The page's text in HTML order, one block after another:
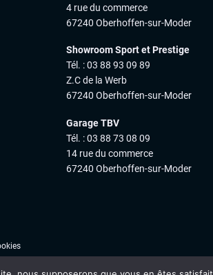
4 rue du commerce
67240 Oberhoffen-sur-Moder
Showroom Sport et Prestige
Tél. : 03 88 93 09 89
Z.C de la Werb
67240 Oberhoffen-sur-Moder
Garage TBV
Tél. : 03 88 73 08 09
14 rue du commerce
67240 Oberhoffen-sur-Moder